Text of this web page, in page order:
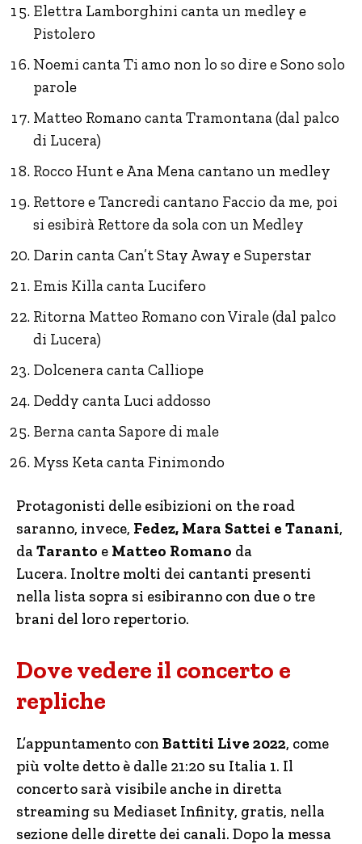
Elettra Lamborghini canta un medley e
Pistolero
Noemi canta Ti amo non lo so dire e Sono solo
parole
Matteo Romano canta Tramontana (dal palco
di Lucera)
Rocco Hunt e Ana Mena cantano un medley
Rettore e Tancredi cantano Faccio da me, poi
si esibirà Rettore da sola con un Medley
Darin canta Can’t Stay Away e Superstar
Emis Killa canta Lucifero
Ritorna Matteo Romano con Virale (dal palco
di Lucera)
Dolcenera canta Calliope
Deddy canta Luci addosso
Berna canta Sapore di male
Myss Keta canta Finimondo
Protagonisti delle esibizioni on the road
saranno, invece, Fedez, Mara Sattei e Tanani,
daTaranto e Matteo Romano da
Lucera. Inoltre molti dei cantanti presenti
nella lista sopra si esibiranno con due o tre
brani del loro repertorio.
Dove vedere il concerto e
repliche
L’appuntamento con Battiti Live 2022, come
più volte detto è dalle 21:20 su Italia 1. Il
concerto sarà visibile anche in diretta
streaming su Mediaset Infinity, gratis, nella
sezione delle dirette dei canali. Dopo la messa